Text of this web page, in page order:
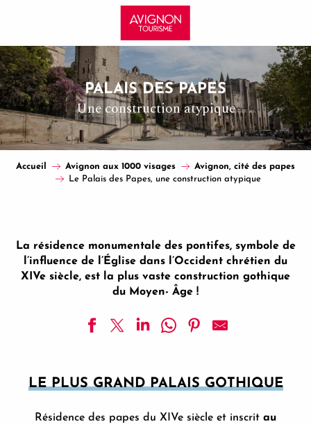
principal
PALAIS DES PAPES
Une construction atypique
Accueil Avignon aux 1000 visages
Avignon, cité des papes
Le Palais des Papes, une construction atypique
La résidence monumentale des pontifes, symbole de
l’influence de l’Église dans l’Occident chrétien du
XIVe siècle, est la plus vaste construction gothique
du Moyen- Âge !
LE PLUS GRAND PALAIS GOTHIQUE
Résidence des papes du XIVe siècle et inscrit au